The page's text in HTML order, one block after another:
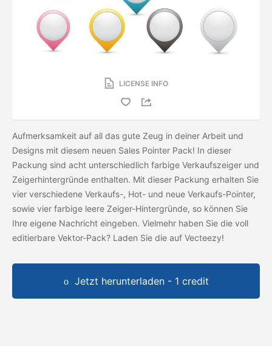
LICENSE INFO
Aufmerksamkeit auf all das gute Zeug in deiner Arbeit und
Designs mit diesem neuen Sales Pointer Pack! In dieser
Packung sind acht unterschiedlich farbige Verkaufszeiger und
Zeigerhintergründe enthalten. Mit dieser Packung erhalten Sie
vier verschiedene Verkaufs-, Hot- und neue Verkaufs-Pointer,
sowie vier farbige leere Zeiger-Hintergründe, so können Sie
Ihre eigene Nachricht eingeben. Vielmehr haben Sie die voll
editierbare Vektor-Pack? Laden Sie die auf Vecteezy!
Jetzt herunterladen - 1 credit